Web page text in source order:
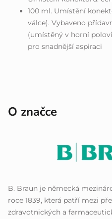
100 ml. Umístění
válce). Vybaveno
(umístěný v horní
pro snadnější aspiraci
O značce
B. Braun je německá
roce 1839, která patří mezi
zdravotnických a